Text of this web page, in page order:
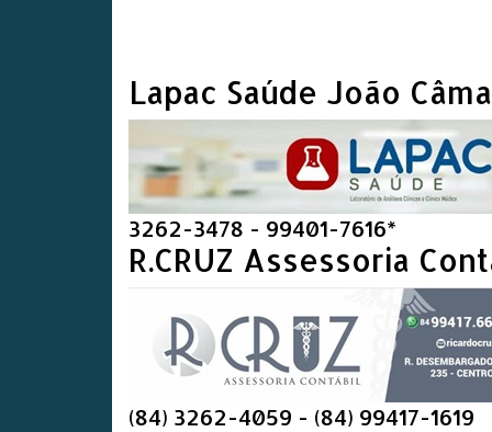
Lapac Saúde João
3262-3478 - 99401-7616*
R.CRUZ Assessoria
(84) 3262-4059 - (84) 99417-1619